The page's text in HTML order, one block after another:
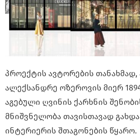
პროექტის ავტორების
ალექსანდრე ოზეროვის მიერ
აგებული ღვინის ქარხნის
მნიშვნელობა თავისთავად გახდა
ინტერიერის შთაგონების წყარო.